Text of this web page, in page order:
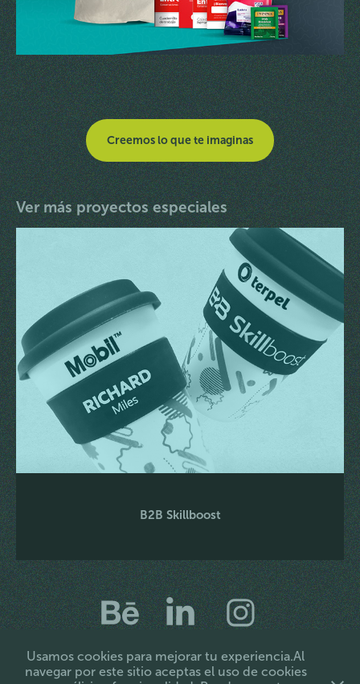
Creemos lo que te imaginas
Ver más proyectos especiales
B2B Skillboost
F5 Grupo de Diseño SAS • Bogotá, Colombia • Cra 6 N°
155C - 20 • (+57) 601 719 9066 •
Usamos cookies para mejorar tu experiencia.Al
navegar por este sitio aceptas el uso de cookies